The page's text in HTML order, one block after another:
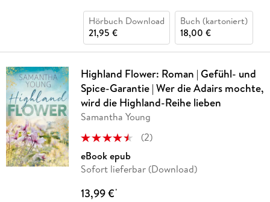
Hörbuch Download
21,95 €
Buch (kartoniert)
18,00 €
Highland Flower: Roman | Gefühl- und
Spice-Garantie | Wer die Adairs mochte,
wird die Highland-Reihe lieben
Samantha Young
(2)
eBook epub
Sofort lieferbar (Download)
13,99 €*